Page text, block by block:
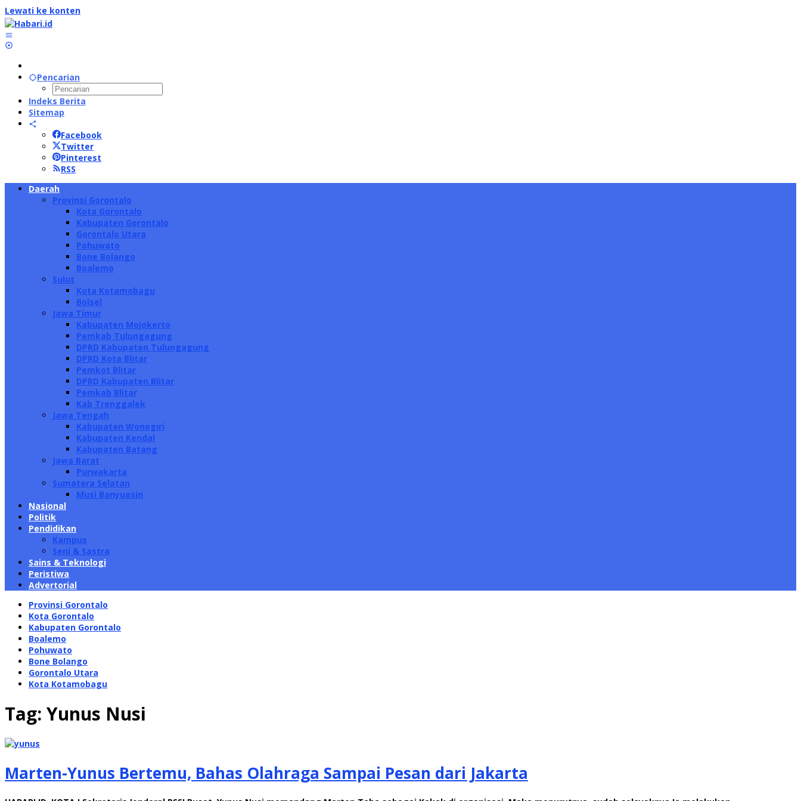
Lewati ke konten
Pencarian
Indeks Berita
Sitemap
Facebook
Twitter
Pinterest
RSS
Daerah
Provinsi Gorontalo
Kota Gorontalo
Kabupaten Gorontalo
Gorontalo Utara
Pohuwato
Bone Bolango
Boalemo
Sulut
Kota Kotamobagu
Bolsel
Jawa Timur
Kabupaten Mojokerto
Pemkab Tulungagung
DPRD Kabupaten Tulungagung
DPRD Kota Blitar
Pemkot Blitar
DPRD Kabupaten Blitar
Pemkab Blitar
Kab Trenggalek
Jawa Tengah
Kabupaten Wonogiri
Kabupaten Kendal
Kabupaten Batang
Jawa Barat
Purwakarta
Sumatera Selatan
Musi Banyuasin
Nasional
Politik
Pendidikan
Kampus
Seni & Sastra
Sains & Teknologi
Peristiwa
Advertorial
Provinsi Gorontalo
Kota Gorontalo
Kabupaten Gorontalo
Boalemo
Pohuwato
Bone Bolango
Gorontalo Utara
Kota Kotamobagu
Tag: Yunus Nusi
Marten-Yunus Bertemu, Bahas Olahraga Sampai Pesan dari Jakarta